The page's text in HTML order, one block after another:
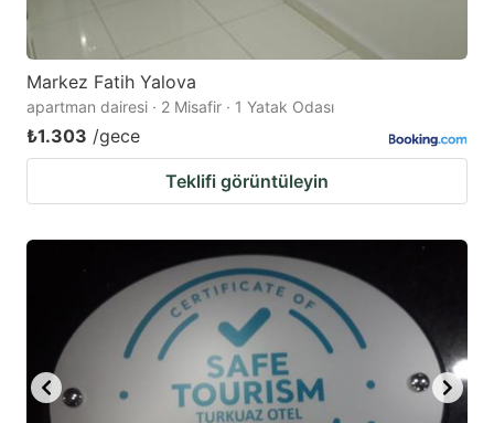
Markez Fatih Yalova
apartman dairesi · 2 Misafir · 1 Yatak Odası
₺1.303 /gece
Teklifi görüntüleyin